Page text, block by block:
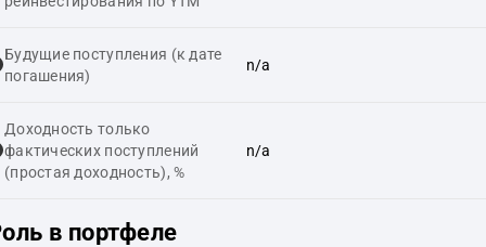
Будущие поступления (к дате
погашения)
n/a
Доходность только
фактических поступлений
(простая доходность), %
n/a
в портфеле